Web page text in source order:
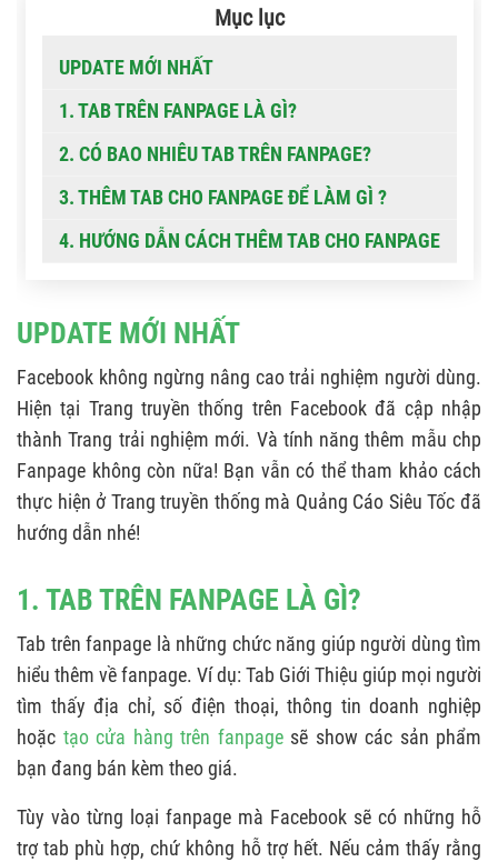
Mục lục
UPDATE MỚI NHẤT
1. TAB TRÊN FANPAGE LÀ GÌ?
2. CÓ BAO NHIÊU TAB TRÊN FANPAGE?
3. THÊM TAB CHO FANPAGE ĐỂ LÀM GÌ ?
4. HƯỚNG DẪN CÁCH THÊM TAB CHO FANPAGE
UPDATE MỚI NHẤT
Facebook không ngừng nâng cao trải nghiệm người dùng.
Hiện tại Trang truyền thống trên Facebook đã cập nhập
thành Trang trải nghiệm mới. Và tính năng thêm mẫu chp
Fanpage không còn nữa! Bạn vẫn có thể tham khảo cách
thực hiện ở Trang truyền thống mà Quảng Cáo Siêu Tốc đã
hướng dẫn nhé!
1. TAB TRÊN FANPAGE LÀ GÌ?
Tab trên fanpage là những chức năng giúp người dùng tìm
hiểu thêm về fanpage. Ví dụ: Tab Giới Thiệu giúp mọi người
tìm thấy địa chỉ, số điện thoại, thông tin doanh nghiệp
hoặc tạo cửa hàng trên fanpagesẽ show các sản phẩm
bạn đang bán kèm theo giá.
Tùy vào từng loại fanpage mà Facebook sẽ có những hỗ
trợ tab phù hợp, chứ không hỗ trợ hết. Nếu cảm thấy rằng